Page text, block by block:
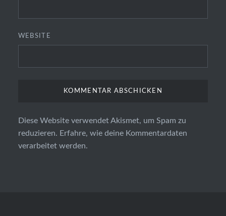
WEBSITE
Diese Website verwendet Akismet, um Spam zu
reduzieren. Erfahre, wie deine Kommentardaten
verarbeitet werden.